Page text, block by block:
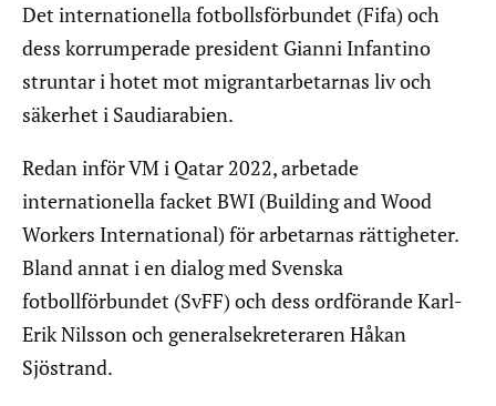
Det internationella fotbollsförbundet (Fifa) och
dess korrumperade president Gianni Infantino
struntar i hotet mot migrantarbetarnas liv och
säkerhet i Saudiarabien.
Redan inför VM i Qatar 2022, arbetade
internationella facket BWI (Building and Wood
Workers International) för arbetarnas rättigheter.
Bland annat i en dialog med Svenska
fotbollförbundet (SvFF) och dess ordförande Karl-
Erik Nilsson och generalsekreteraren Håkan
Sjöstrand.